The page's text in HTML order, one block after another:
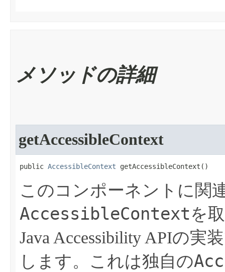
メソッドの詳細
getAccessibleContext
public AccessibleContext getAccessibleContext​()
このコンポーネントに関
AccessibleContextを
Java Accessibility APIの実
します。これは独自の